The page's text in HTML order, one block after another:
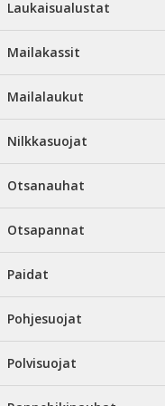
Laukaisualustat
Mailakassit
Mailalaukut
Nilkkasuojat
Otsanauhat
Otsapannat
Paidat
Pohjesuojat
Polvisuojat